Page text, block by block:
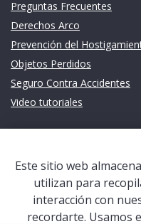
Preguntas Frecuentes
Derechos Arco
Prevención del
Objetos Perdidos
Seguro Contra Accidentes
Video tutoriales
Sistema de Gestión
Defensoría Universitaria
Terceros vinculados
Este sitio web
utilizan para
interacción con
recordarte. Usamos